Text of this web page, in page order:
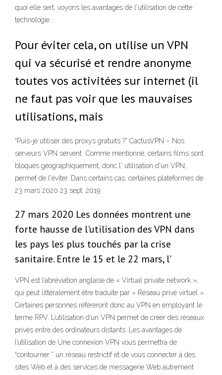
quoi elle sert, voyons les avantages de l'utilisation de cette
technologie :.
Pour éviter cela, on utilise un VPN
qui va sécurisé et rendre anonyme
toutes vos activitées sur internet (il
ne faut pas voir que les mauvaises
utilisations, mais
“Puis-je utiliser des proxys gratuits ?” CactusVPN – Nos
serveurs VPN servent Comme mentionné, certains films sont
bloqués géographiquement, donc l' utilisation d'un VPN,
permet de l'éviter. Dans certains cas, certaines plateformes de
23 mars 2020 23 sept. 2019
27 mars 2020 Les données montrent une
forte hausse de l'utilisation des VPN dans
les pays les plus touchés par la crise
sanitaire. Entre le 15 et le 22 mars, l'
VPN est l’abréviation anglaise de « Virtual private network »,
qui peut littéralement être traduite par « Réseau privé virtuel ».
Certaines personnes référeront donc au VPN en employant le
terme RPV. L’utilisation d’un VPN permet de créer des réseaux
privés entre des ordinateurs distants. Les avantages de
l’utilisation de Une connexion VPN vous permettra de
“contourner ” un réseau restrictif et de vous connecter à des
sites Web et à des services de messagerie Web autrement